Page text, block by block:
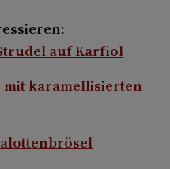
auf Karfiol
karamellisierten